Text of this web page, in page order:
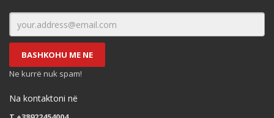
BASHKOHU ME NE
Ne kurrë nuk spam!
Na kontaktoni në